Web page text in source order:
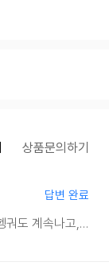
상품문의하기
답변 완료
바지 석유 냄새가 너무 심해서 세탁후 아무리 헹궈도 계속나고, 세탁기에서도 납니다.. 빨래가 올 스탑중이네요.